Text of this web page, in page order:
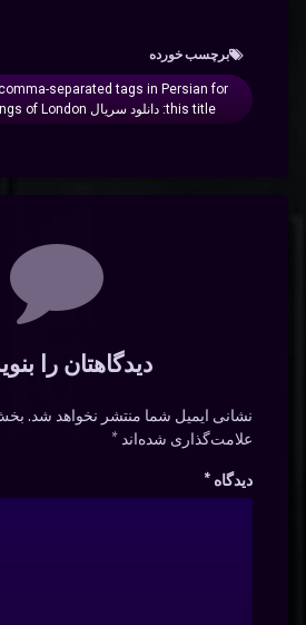
برچسب‌ خورده
separated tags in Persian for
this title: دانلود سریال Gangs of London با دوبله فارسی
دیدگاهتان را
نشانی ایمیل شما منتشر نخواهد شد.
علامت‌گذاری شده‌اند*
دیدگاه *